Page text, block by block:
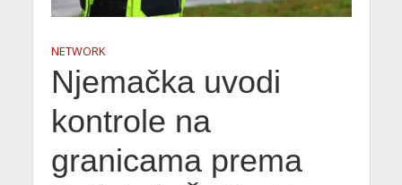
NETWORK
Njemačka uvodi
kontrole na
granicama prema